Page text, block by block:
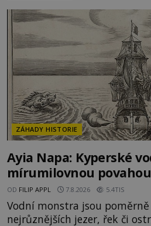
zločiny, pokáním a dávným
rodina jeho oběti mohli
Jenže po s
ZÁHADY HISTORIE
Ayia Napa: Kyperské
mírumilovnou povahou
OD FILIP APPL 7.8.2026 5.4TIS
Vodní monstra jsou
nejrůznějších jezer, řek či